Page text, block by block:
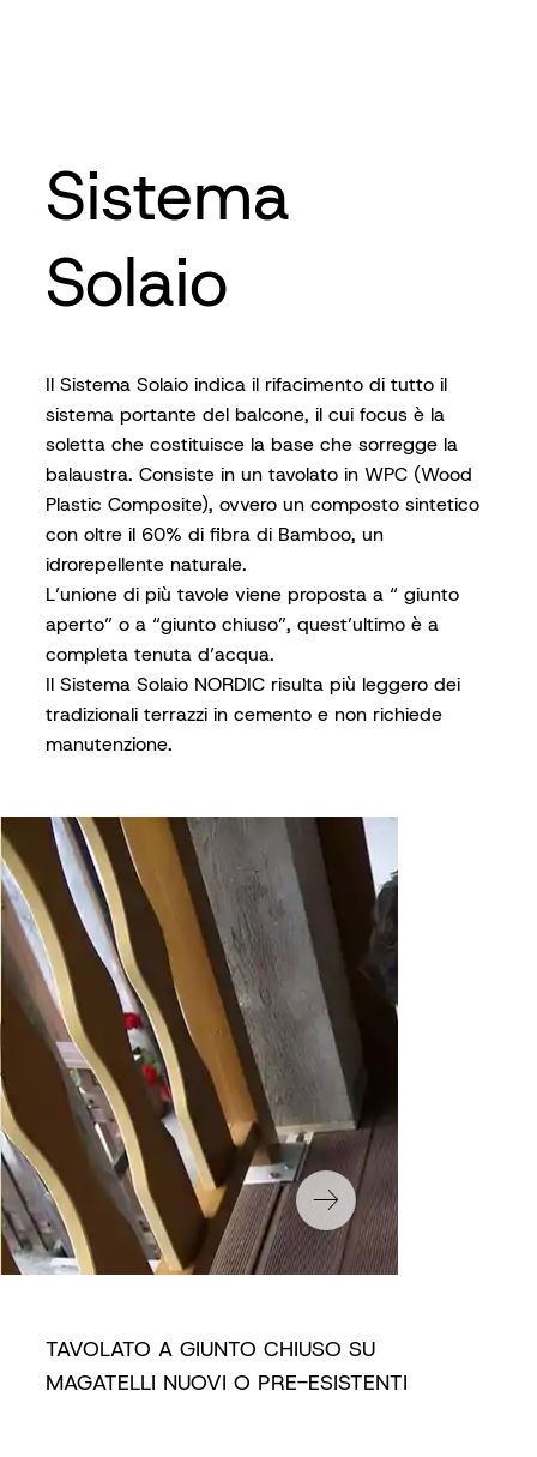
Sistema
Solaio
Il Sistema Solaio indica il rifacimento di tutto il
sistema portante del balcone, il cui focus è la
soletta che costituisce la base che sorregge la
balaustra. Consiste in un tavolato in WPC (Wood
Plastic Composite), ovvero un composto sintetico
con oltre il 60% di fibra di Bamboo, un
idrorepellente naturale.
L’unione di più tavole viene proposta a “ giunto
aperto” o a “giunto chiuso”, quest’ultimo è a
completa tenuta d’acqua.
Il Sistema Solaio NORDIC risulta più leggero dei
tradizionali terrazzi in cemento e non richiede
manutenzione.
TAVOLATO A GIUNTO CHIUSO SU
MAGATELLI NUOVI O PRE-ESISTENTI